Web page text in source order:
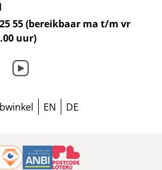
55 (bereikbaar ma t/m vr
uur)
EN DE